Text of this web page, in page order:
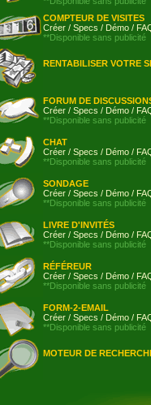
COMPTEUR DE VISITES
Créer / Specs / Démo /
**Disponible sans publicité
RENTABILISER VOTRE
FORUM DE
Créer / Specs / Démo /
**Disponible sans publicité
CHAT
Créer / Specs / Démo /
**Disponible sans publicité
SONDAGE
Créer / Specs / Démo /
**Disponible sans publicité
LIVRE D'INVITÉS
Créer / Specs / Démo /
**Disponible sans publicité
RÉFÉREUR
Créer / Specs / Démo /
**Disponible sans publicité
FORM-2-EMAIL
Créer / Specs / Démo /
**Disponible sans publicité
MOTEUR DE